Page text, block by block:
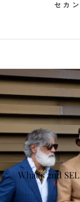
セカ
What’s 2nd